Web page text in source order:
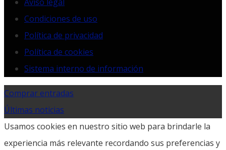
Aviso legal
Condiciones de uso
Política de privacidad
Política de cookies
Sistema interno de información
Comprar entradas
Últimas noticias
Usamos cookies en nuestro sitio web para brindarle la
experiencia más relevante recordando sus preferencias y